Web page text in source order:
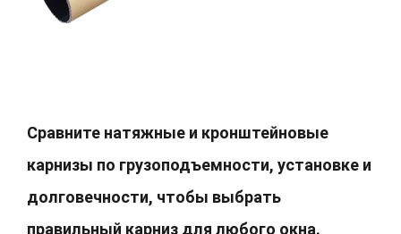
Сравните натяжные и кронштейновые
карнизы по грузоподъемности, установке и
долговечности, чтобы выбрать
правильный карниз для любого окна.